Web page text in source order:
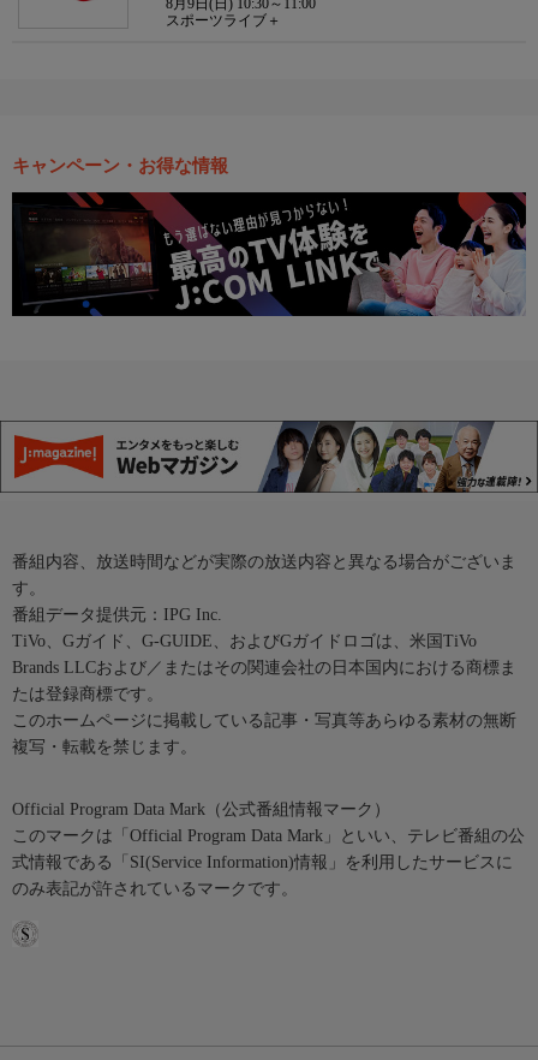
8月9日(日) 10:30～11:00
スポーツライブ＋
キャンペーン・お得な情報
番組内容、放送時間などが実際の放送内容と異なる場合がございま
す。
番組データ提供元：IPG Inc.
TiVo、Gガイド、G-GUIDE、およびGガイドロゴは、米国TiVo
Brands LLCおよび／またはその関連会社の日本国内における商標ま
たは登録商標です。
このホームページに掲載している記事・写真等あらゆる素材の無断
複写・転載を禁じます。
Official Program Data Mark（公式番組情報マーク）
このマークは「Official Program Data Mark」といい、テレビ番組の公
式情報である「SI(Service Information)情報」を利用したサービスに
のみ表記が許されているマークです。